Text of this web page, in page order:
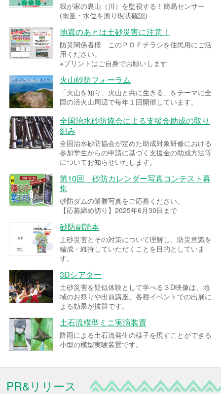
我が家の裏山（川）を監視する！簡易センサー
(雨量・水位を測り現状確認)
地震のあとは土砂災害に注意！
防災関係者様 このＰＤＦチラシを住民用にご活
用ください。
※プリントはご自身でお願いします
火山砂防フォーラム
「火山を知り、火山と共に生きる」をテーマに全
国の活火山周辺で毎年１回開催しています。
全国治水砂防協会による支援金助成の取り
組み
全国治水砂防協会が定めた助成対象研修における
参加学生からの申請に基づく支援金の助成方法等
についてお知らせいたします。
第10回 砂防カレンダー写真コンテスト募
集
砂防ダムの景勝写真をご応募ください。
【応募締め切り】2025年6月30日まで
砂防副読本
土砂災害とその対策について理解し、防災意識を
編成・維持していただくことを目的としていま
す。
3Dシアター
土砂災害を疑似体験として学べる３D映像は、地
域のお祭りや出前講座、各種イベントでの出展に
よる効果が抜群です。
土石流模型ミニ実演装置
降雨による土石流発生の様子を現すことができる
小型の模型実験装置です。
PR&リリース